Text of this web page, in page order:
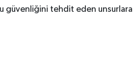
güvenliğini tehdit eden unsurlara